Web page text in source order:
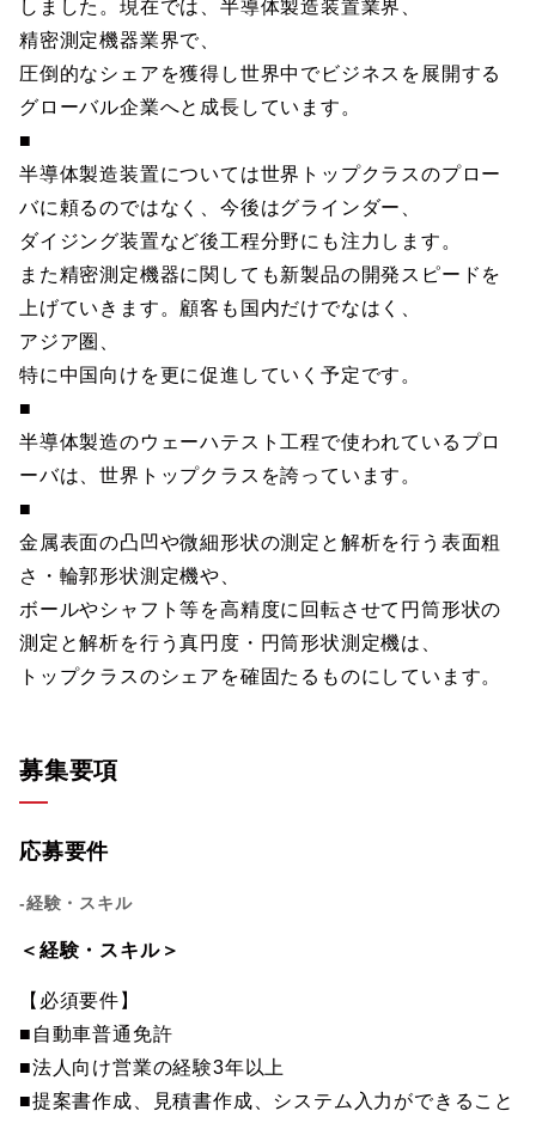
しました。現在では、半導体製造装置業界、
精密測定機器業界で、
圧倒的なシェアを獲得し世界中でビジネスを展開する
グローバル企業へと成長しています。
■
半導体製造装置については世界トップクラスのプロー
バに頼るのではなく、今後はグラインダー、
ダイジング装置など後工程分野にも注力します。
また精密測定機器に関しても新製品の開発スピードを
上げていきます。顧客も国内だけでなはく、
アジア圏、
特に中国向けを更に促進していく予定です。
■
半導体製造のウェーハテスト工程で使われているプロ
ーバは、世界トップクラスを誇っています。
■
金属表面の凸凹や微細形状の測定と解析を行う表面粗
さ・輪郭形状測定機や、
ボールやシャフト等を高精度に回転させて円筒形状の
測定と解析を行う真円度・円筒形状測定機は、
トップクラスのシェアを確固たるものにしています。
募集要項
応募要件
-経験・スキル
＜経験・スキル＞
【必須要件】
■自動車普通免許
■法人向け営業の経験3年以上
■提案書作成、見積書作成、システム入力ができること